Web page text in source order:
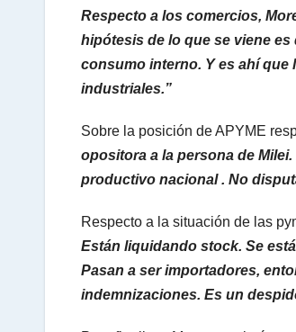
Respecto a los comercios,
hipótesis de lo que se viene
consumo interno. Y es ahí
industriales.”
Sobre la posición de APYME
opositora a la persona de
productivo nacional . No
Respecto a la situación de las
Están liquidando stock. Se
Pasan a ser importadores,
indemnizaciones. Es un